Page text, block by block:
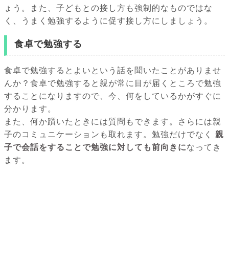
ょう。また、子どもとの接し方も強制的なものではな
く、うまく勉強するように促す接し方にしましょう。
食卓で勉強する
食卓で勉強するとよいという話を聞いたことがありませ
んか？食卓で勉強すると親が常に目が届くところで勉強
することになりますので、今、何をしているかがすぐに
分かります。
また、何か躓いたときには質問もできます。さらには親
子のコミュニケーションも取れます。勉強だけでなく
親
子で会話をすることで勉強に対しても前向きになってき
ます。